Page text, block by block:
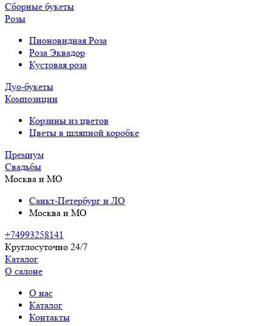
Сборные букеты
Розы
Пионовидная Роза
Роза Эквадор
Кустовая роза
Дуо-букеты
Композиции
Корзины из цветов
Цветы в шляпной коробке
Премиум
Свадьбы
Москва и МО
Санкт-Петербург и ЛО
Москва и МО
+74993258141
Круглосуточно 24/7
Каталог
О салоне
О нас
Каталог
Контакты